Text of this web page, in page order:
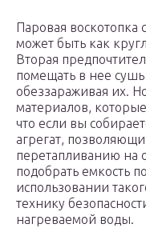
Паровая воскотопка
может быть как
Вторая
помещать в нее
обеззараживая их.
материалов,
что если вы
агрегат,
перетапливанию на
подобрать емкость
использовании
технику
нагреваемой воды.